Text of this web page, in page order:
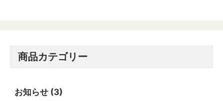
商品カテゴリー
お知らせ (3)